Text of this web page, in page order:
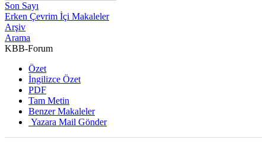
Son Sayı
Erken Çevrim İçi Makaleler
Arşiv
Arama
KBB-Forum
Özet
İngilizce Özet
PDF
Tam Metin
Benzer Makaleler
Yazara Mail Gönder